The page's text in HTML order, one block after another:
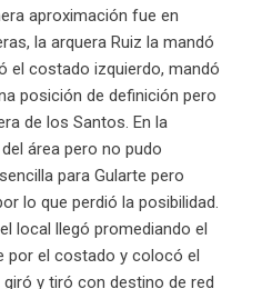
aproximación fue en
la arquera Ruiz la mandó
el costado izquierdo, mandó
posición de definición pero
de los Santos. En la
área pero no pudo
para Gularte pero
lo que perdió la posibilidad.
local llegó promediando el
por el costado y colocó el
y tiró con destino de red